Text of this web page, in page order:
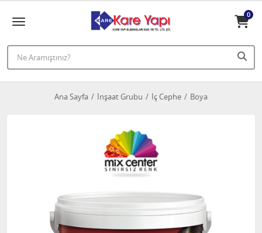
0
Ana Sayfa İnşaat Grubu İç Cephe Boya